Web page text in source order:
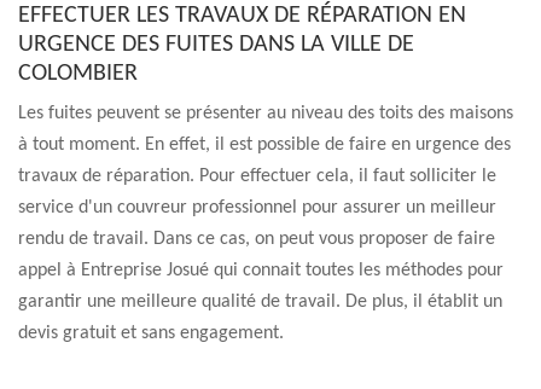
EFFECTUER LES TRAVAUX DE RÉPARATION EN
URGENCE DES FUITES DANS LA VILLE DE
COLOMBIER
Les fuites peuvent se présenter au niveau des toits des maisons
à tout moment. En effet, il est possible de faire en urgence des
travaux de réparation. Pour effectuer cela, il faut solliciter le
service d'un couvreur professionnel pour assurer un meilleur
rendu de travail. Dans ce cas, on peut vous proposer de faire
appel à Entreprise Josué qui connait toutes les méthodes pour
garantir une meilleure qualité de travail. De plus, il établit un
devis gratuit et sans engagement.